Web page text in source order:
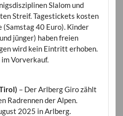
Slalom und
Streif. Tagestickets kosten
(Samstag 40 Euro). Kinder
jünger) haben freien
wird kein Eintritt erhoben.
Vorverkauf.
– Der Arlberg Giro zählt
Radrennen der Alpen.
2025 in Arlberg.